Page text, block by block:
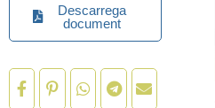
Descarrega
document